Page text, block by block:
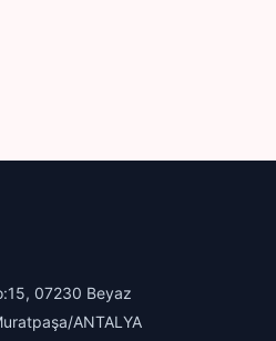
07230 Beyaz
ANTALYA